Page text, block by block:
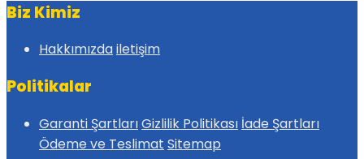
Biz Kimiz
Hakkımızdailetişim
Politikalar
Garanti ŞartlarıGizlilik Politikası İade Şartları
Ödeme ve Teslimat Sitemap